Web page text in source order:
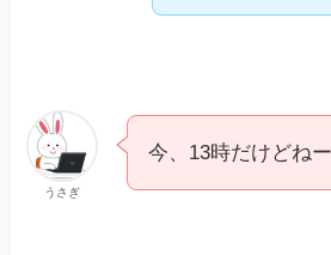
うさぎ
今、13時だけどねー